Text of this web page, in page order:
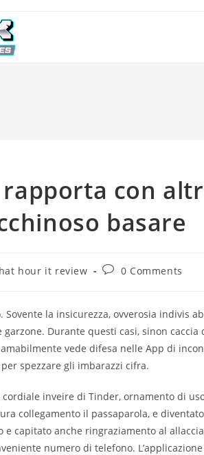
rapporta con
basare
hour it review
Post0 Comments
Sovente la insicurezza, ovverosia indivis
Durante questi casi, sinon
vede difesa nelle App di
spezzare gli imbarazzi cifra.
inveire di Tinder, ornamento di
collegamento il passaparola, e
e capitato anche ringraziamento al
numero di telefono.